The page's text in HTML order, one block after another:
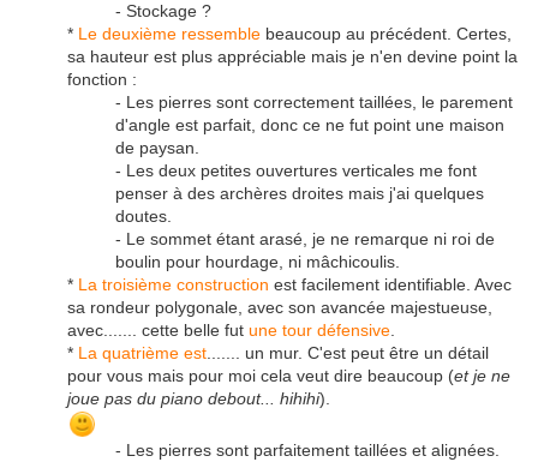
- Stockage ?
* Le deuxième ressemble beaucoup au précédent. Certes,
sa hauteur est plus appréciable mais je n'en devine point la
fonction :
- Les pierres sont correctement taillées, le parement
d'angle est parfait, donc ce ne fut point une maison
de paysan.
- Les deux petites ouvertures verticales me font
penser à des archères droites mais j'ai quelques
doutes.
- Le sommet étant arasé, je ne remarque ni roi de
boulin pour hourdage, ni mâchicoulis.
* La troisième construction est facilement identifiable. Avec
sa rondeur polygonale, avec son avancée majestueuse,
avec....... cette belle fut une tour défensive
* La quatrième est ....... un mur. C'est peut être un détail
pour vous mais pour moi cela veut dire beaucoup (et je ne
joue pas du piano debout... hihihi).
- Les pierres sont parfaitement taillées et alignées.